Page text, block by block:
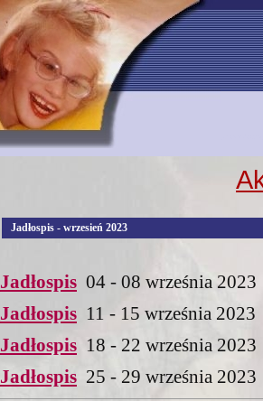
Jadłospis - wrzesień 2023
Jadłospis 04 - 08 września 2023
Jadłospis 11 - 15 września 2023
Jadłospis 18 - 22 września 2023
Jadłospis 25 - 29 września 2023